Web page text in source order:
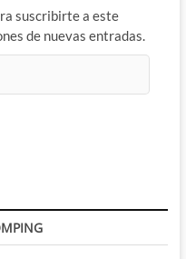
suscribirte a este
de nuevas entradas.